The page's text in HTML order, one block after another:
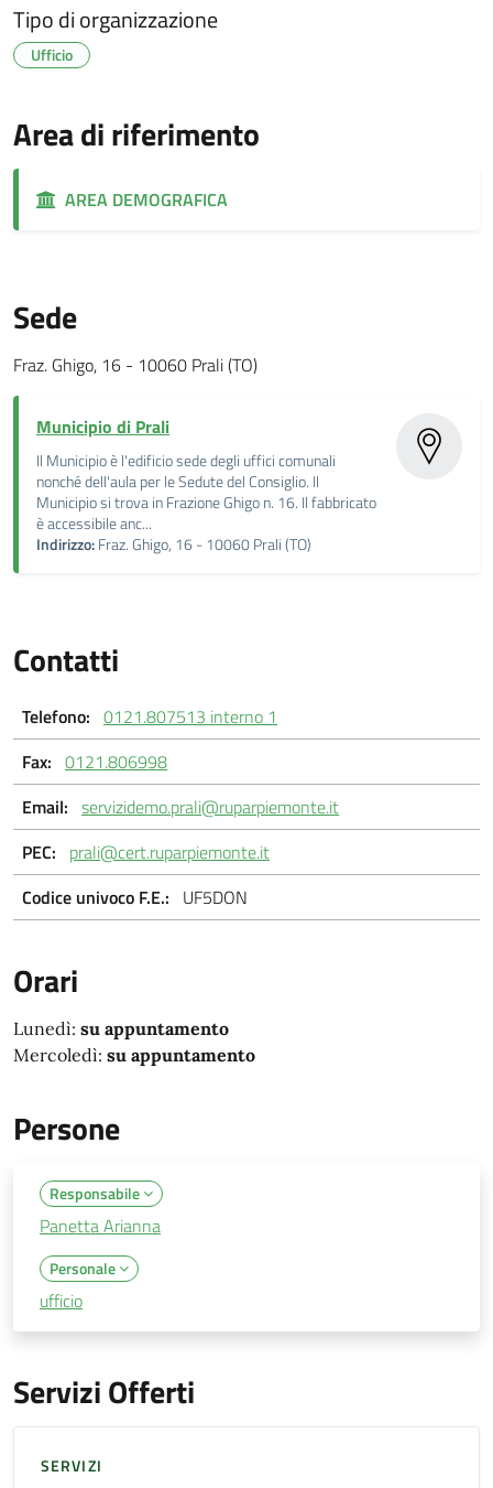
Tipo di organizzazione
Ufficio
Area di riferimento
AREA DEMOGRAFICA
Sede
Fraz. Ghigo, 16 - 10060 Prali (TO)
Municipio di Prali
Il Municipio è l'edificio sede degli uffici comunali
nonché dell'aula per le Sedute del Consiglio. Il
Municipio si trova in Frazione Ghigo n. 16. Il fabbricato
è accessibile anc...
Indirizzo:Fraz. Ghigo, 16 - 10060 Prali (TO)
Contatti
Telefono: 0121.807513 interno 1
Fax: 0121.806998
Email: servizidemo.prali@ruparpiemonte.it
PEC: prali@cert.ruparpiemonte.it
Codice univoco F.E.: UF5DON
Orari
Lunedì: su appuntamento
Mercoledì: su appuntamento
Persone
Responsabile
Panetta Arianna
Personale
ufficio
Servizi Offerti
SERVIZI